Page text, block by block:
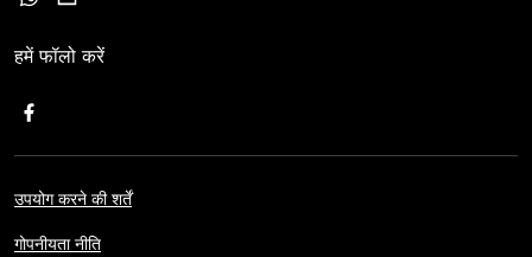
हमें फॉलो करें
उपयोग करने की शर्तें
गोपनीयता नीति